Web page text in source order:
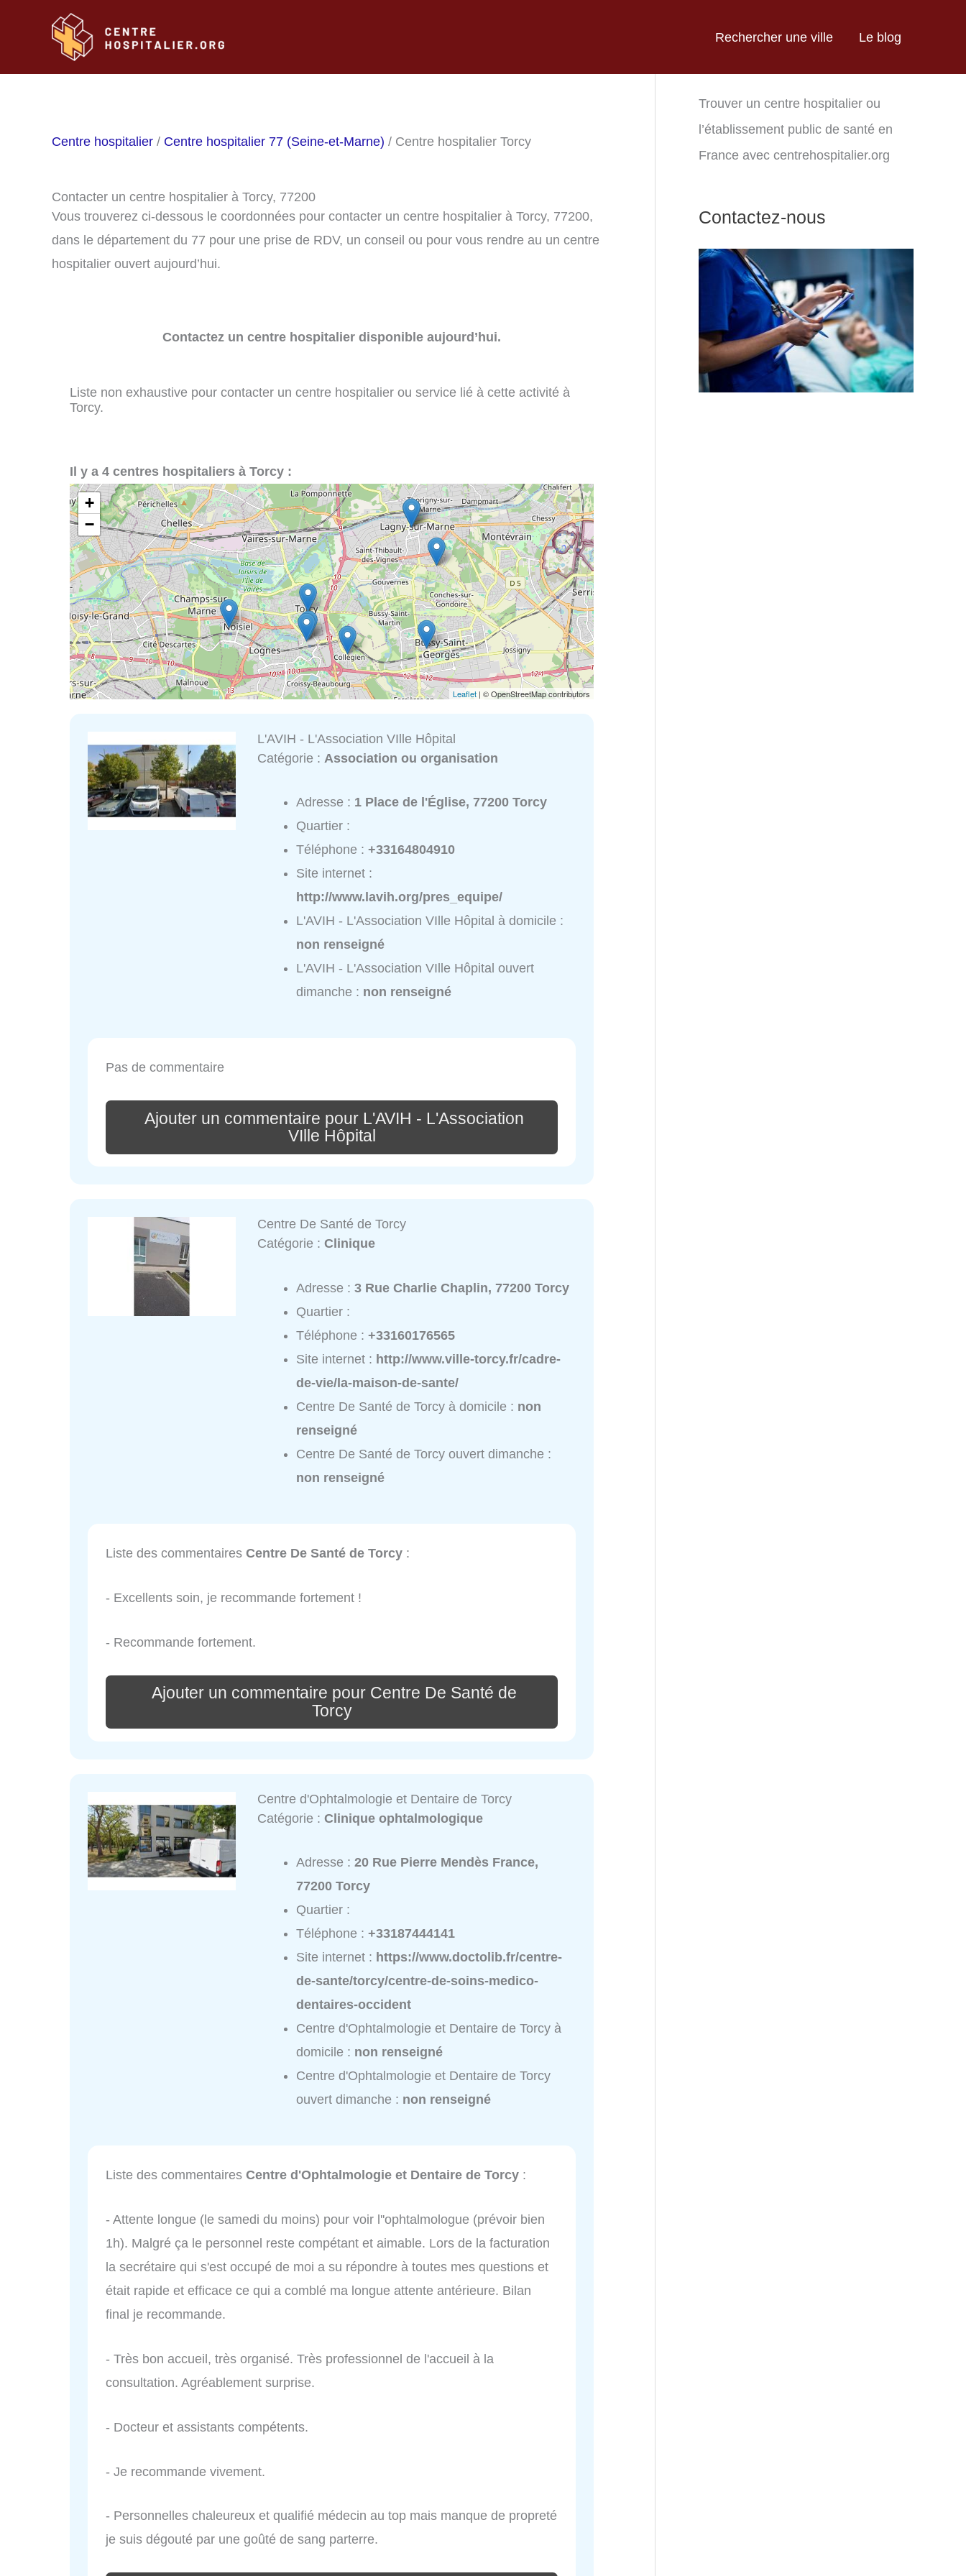
Rechercher une ville Le blog
Centre hospitalier / Centre hospitalier 77 (Seine-et-Marne) / Centre hospitalier Torcy
Contacter un centre hospitalier à Torcy, 77200
Vous trouverez ci-dessous le coordonnées pour contacter un centre hospitalier à Torcy, 77200,
dans le département du 77 pour une prise de RDV, un conseil ou pour vous rendre au un centre
hospitalier ouvert aujourd’hui.
Contactez un centre hospitalier disponible aujourd’hui.
Liste non exhaustive pour contacter un centre hospitalier ou service lié à cette activité à
Torcy.
Il y a 4 centres hospitaliers à Torcy :
+
−
Leaflet | © OpenStreetMap contributors
L'AVIH - L'Association VIlle Hôpital
Catégorie : Association ou organisation
Adresse : 1 Place de l'Église, 77200 Torcy
Quartier :
Téléphone :+33164804910
Site internet :
http://www.lavih.org/pres_equipe/
L'AVIH - L'Association VIlle Hôpital à domicile :
non renseigné
L'AVIH - L'Association VIlle Hôpital ouvert
dimanche : non renseigné
Pas de commentaire
Ajouter un commentaire pour L'AVIH - L'Association
VIlle Hôpital
Centre De Santé de Torcy
Catégorie :Clinique
Adresse :3 Rue Charlie Chaplin, 77200 Torcy
Quartier :
Téléphone :+33160176565
Site internet : http://www.ville-torcy.fr/cadre-
de-vie/la-maison-de-sante/
Centre De Santé de Torcy à domicile : non
renseigné
Centre De Santé de Torcy ouvert dimanche :
non renseigné
Liste des commentaires Centre De Santé de Torcy :
- Excellents soin, je recommande fortement !
- Recommande fortement.
Ajouter un commentaire pour Centre De Santé de
Torcy
Centre d'Ophtalmologie et Dentaire de Torcy
Catégorie :Clinique ophtalmologique
Adresse :20 Rue Pierre Mendès France,
77200 Torcy
Quartier :
Téléphone :+33187444141
Site internet : https://www.doctolib.fr/centre-
de-sante/torcy/centre-de-soins-medico-
dentaires-occident
Centre d'Ophtalmologie et Dentaire de Torcy à
domicile : non renseigné
Centre d'Ophtalmologie et Dentaire de Torcy
ouvert dimanche : non renseigné
Liste des commentaires Centre d'Ophtalmologie et Dentaire de Torcy :
- Attente longue (le samedi du moins) pour voir l''ophtalmologue (prévoir bien
1h). Malgré ça le personnel reste compétant et aimable. Lors de la facturation
la secrétaire qui s'est occupé de moi a su répondre à toutes mes questions et
était rapide et efficace ce qui a comblé ma longue attente antérieure. Bilan
final je recommande.
- Très bon accueil, très organisé. Très professionnel de l'accueil à la
consultation. Agréablement surprise.
- Docteur et assistants compétents.
- Je recommande vivement.
- Personnelles chaleureux et qualifié médecin au top mais manque de propreté
je suis dégouté par une goûté de sang parterre.
Trouver un centre hospitalier ou
l’établissement public de santé en
France avec centrehospitalier.org
Contactez-nous